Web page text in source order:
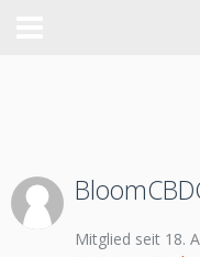
Mitglied seit 18.